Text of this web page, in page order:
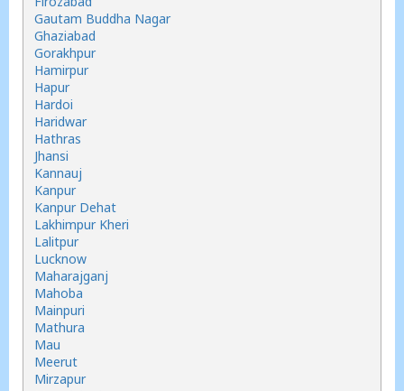
Gautam Buddha Nagar
Ghaziabad
Gorakhpur
Hamirpur
Hapur
Hardoi
Haridwar
Hathras
Jhansi
Kannauj
Kanpur
Kanpur Dehat
Lakhimpur Kheri
Lalitpur
Lucknow
Maharajganj
Mahoba
Mainpuri
Mathura
Mau
Meerut
Mirzapur